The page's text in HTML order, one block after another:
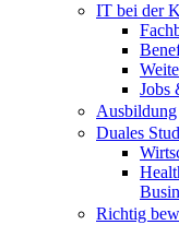
IT bei der
Jobs
Ausbildung
Duales
Richtig